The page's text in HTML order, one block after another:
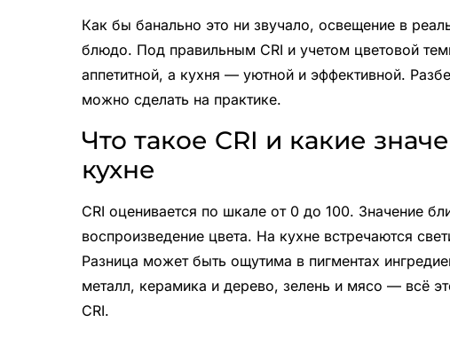
Как бы банально это ни звучало, освещение в
блюдо. Под правильным CRI и учетом цветовой
аппетитной, а кухня — уютной и эффективной.
можно сделать на практике.
Что такое CRI и какие
кухне
CRI оценивается по шкале от 0 до 100. Значение
воспроизведение цвета. На кухне встречаются
Разница может быть ощутима в пигментах
металл, керамика и дерево, зелень и мясо — всё
CRI.